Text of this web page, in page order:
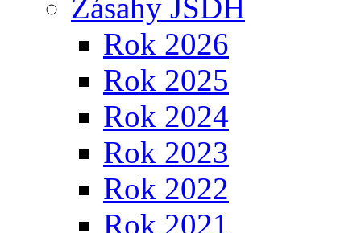
Zásahy JSDH
Rok 2026
Rok 2025
Rok 2024
Rok 2023
Rok 2022
Rok 2021